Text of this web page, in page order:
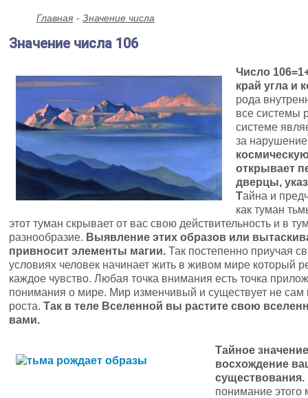
Главная Значение числа
Значение числа 106
Число
край угла и
рода
все системы
системе
за нарушение
открывает
дверцы,
Тайна и
как туман
этот туман скрывает от вас свою действительность и в
разнообразие. Выявление этих образов или
привносит элементы магии. Так постепенно приучая
условиях человек начинает жить в живом мире который
каждое чувство. Любая точка внимания есть точка
понимания о мире. Мир изменчивый и существует не сам
роста. Так в теле Вселенной вы растите свою
вами.
Тайное
восхождение
понимание